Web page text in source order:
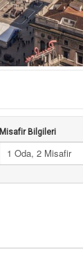
Misafir Bilgileri
1 Oda, 2 Misafir